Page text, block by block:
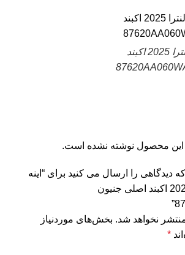
اینه بغل هیوندا النترا 2025 اکبند
این محصول نوشته نشده است.
دیدگاهی را ارسال می کنید برای “اینه
بغل هیوندا النترا 2025 اکبند اصلی جنیون
نخواهد شد. بخش‌های موردنیاز
*